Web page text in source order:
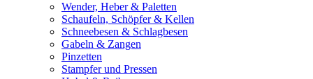
Wender, Heber & Paletten
Schaufeln, Schöpfer & Kellen
Schneebesen & Schlagbesen
Gabeln & Zangen
Pinzetten
Stampfer und Pressen